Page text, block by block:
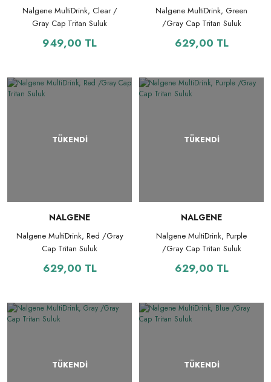
Nalgene MultiDrink, Clear /
Gray Cap Tritan Suluk
949,00 TL
Nalgene MultiDrink, Green
/Gray Cap Tritan Suluk
629,00 TL
TÜKENDİ
NALGENE
Nalgene MultiDrink, Red /Gray
Cap Tritan Suluk
629,00 TL
TÜKENDİ
NALGENE
Nalgene MultiDrink, Purple
/Gray Cap Tritan Suluk
629,00 TL
TÜKENDİ TÜKENDİ